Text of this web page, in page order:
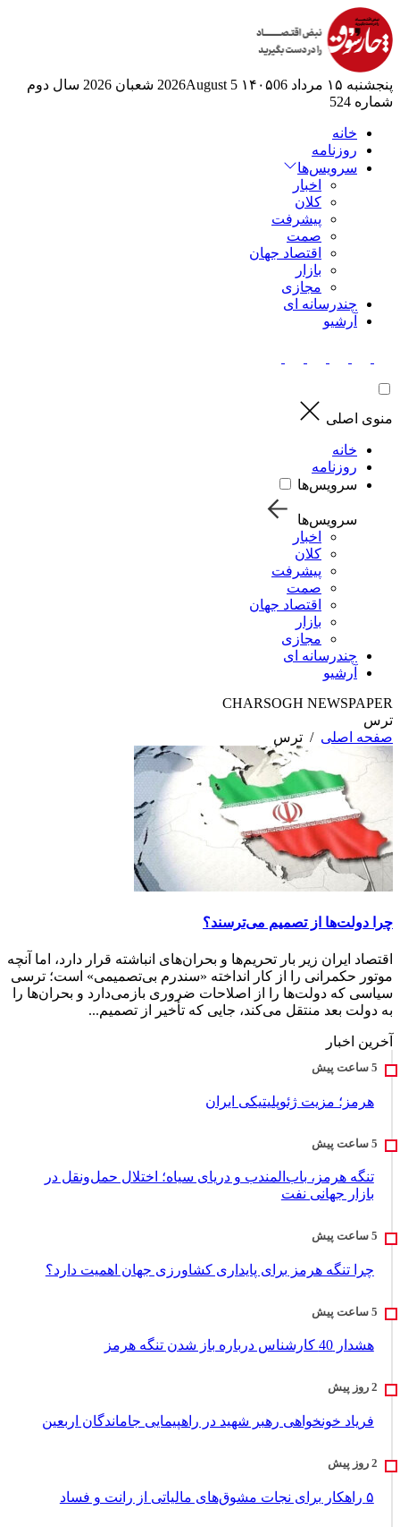
پنجشنبه ۱۵ مرداد ۱۴۰۵ 06 2026August 5 شعبان 2026
سال دوم
شماره 524
خانه
روزنامه
سرویس‌ها
اخبار
کلان
پیشرفت
صمت
اقتصاد جهان
بازار
مجازی
چندرسانه ای
آرشیو
منوی اصلی
خانه
روزنامه
سرویس‌ها
سرویس‌ها
اخبار
کلان
پیشرفت
صمت
اقتصاد جهان
بازار
مجازی
چندرسانه ای
آرشیو
CHARSOGH NEWSPAPER
ترس
صفحه اصلی / ترس
چرا دولت‌ها از تصمیم می‌ترسند؟
اقتصاد ایران زیر بار تحریم‌ها و بحران‌های انباشته قرار دارد، اما آنچه
موتور حکمرانی را از کار انداخته «سندرم بی‌تصمیمی» است؛ ترسی
سیاسی که دولت‌ها را از اصلاحات ضروری بازمی‌دارد و بحران‌ها را
به دولت بعد منتقل می‌کند، جایی که تأخیر از تصمیم...
آخرین اخبار
هرمز؛ مزیت ژئوپلیتیکی ایران
تنگه هرمز، باب‌المندب و دریای سیاه؛ اختلال حمل‌ونقل در
بازار جهانی نفت
چرا تنگه هرمز برای پایداری کشاورزی جهان اهمیت دارد؟
هشدار 40 کارشناس درباره باز شدن تنگه هرمز
فریاد خونخواهی رهبر شهید در راهپیمایی جاماندگان اربعین
۵ راهکار برای نجات مشوق‌های مالیاتی از رانت و فساد